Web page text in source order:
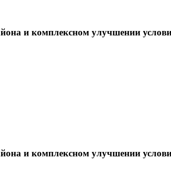
и комплексном улучшении
и комплексном улучшении